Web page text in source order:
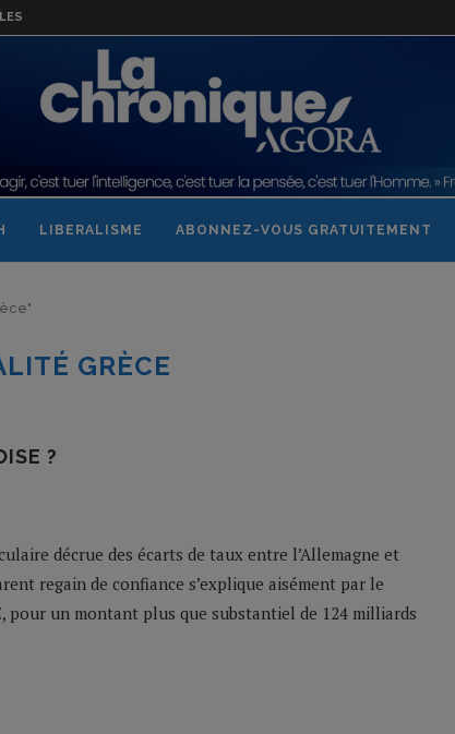
LIBERALISME ABONNEZ-VOUS GRATUITEMENT
GRÈCE
?
décrue des écarts de taux entre l’Allemagne et
regain de confiance s’explique aisément par le
pour un montant plus que substantiel de 124 milliards